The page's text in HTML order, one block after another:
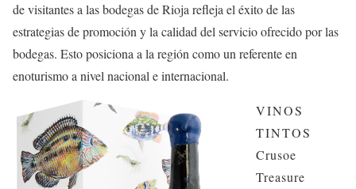
de visitantes a las bodegas de Rioja refleja el éxito de las
estrategias de promoción y la calidad del servicio ofrecido por las
bodegas. Esto posiciona a la región como un referente en
enoturismo a nivel nacional e internacional.
VINOS
TINTOS
Crusoe
Treasure